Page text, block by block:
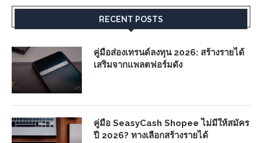
RECENT POSTS
คู่มือส่องเทรนด์ลงทุน 2026: สร้างรายได้
เสริมจากแพลตฟอร์มดัง
คู่มือ SeasyCash Shopee ไม่มีให้สมัคร
ปี 2026? ทางเลือกสร้างรายได้